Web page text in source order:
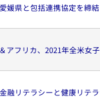
媛県と包括連携協定を締結
アフリカ、2021年全米女
融リテラシーと健康リテ